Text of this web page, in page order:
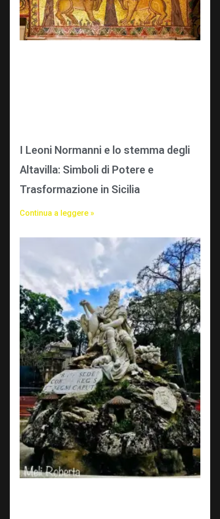
I Leoni Normanni e lo stemma degli
Altavilla: Simboli di Potere e
Trasformazione in Sicilia
Continua a leggere »